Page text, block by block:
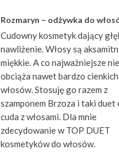
na 5 na
podstawie
ocen
klientów
Rozmaryn – odżywka do
Cudowny kosmetyk dający
nawliżenie. Włosy są
miękkie. A co najważniejsze nie
obciąża nawet bardzo cienkich
włosów. Stosuję go razem z
szamponem Brzoza i taki duet
cuda z włosami. Dla mnie
zdecydowanie w TOP DUET
kosmetyków do włosów.